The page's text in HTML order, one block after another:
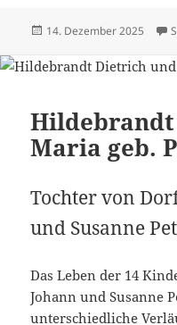
Veröffentlicht
14. Dezember 2025
Maria geb.
Tochter von
und Susanne
Das Leben der 14
Johann und Susanne
unterschiedliche